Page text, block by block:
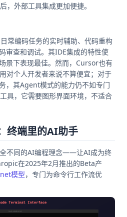
，外部工具集成更加便捷。
常编码任务的实时辅助、代码重构
审查和调试。其IDE集成的特性使
景下表现最佳。然而，Cursor也有
对个人开发者来说不算便宜；对于
，其Agent模式的能力仍不如专门
具，它需要图形界面环境，不适合
终端里的AI助手
不同的AI编程理念——让AI成为终
在2025年2月推出的Beta产
模型，专门为命令行工作流优